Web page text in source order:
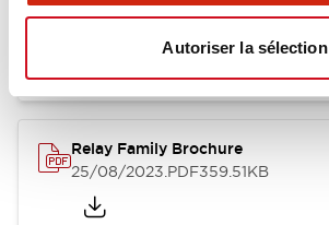
Autoriser la sélection
RU Catalog
Relay Family Brochure
25/08/2023.PDF359.51KB